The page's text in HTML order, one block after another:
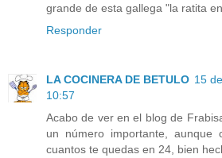
grande de esta gallega "la ratita
Responder
LA COCINERA DE BETULO 15
10:57
Acabo de ver en el blog de
un número importante, aunque
cuantos te quedas en 24, bien